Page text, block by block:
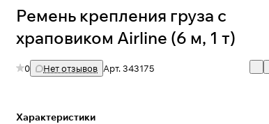
Ремень крепления груза с
храповиком Airline (6 м, 1 т)
0 Нет отзывов Арт.343175
Характеристики